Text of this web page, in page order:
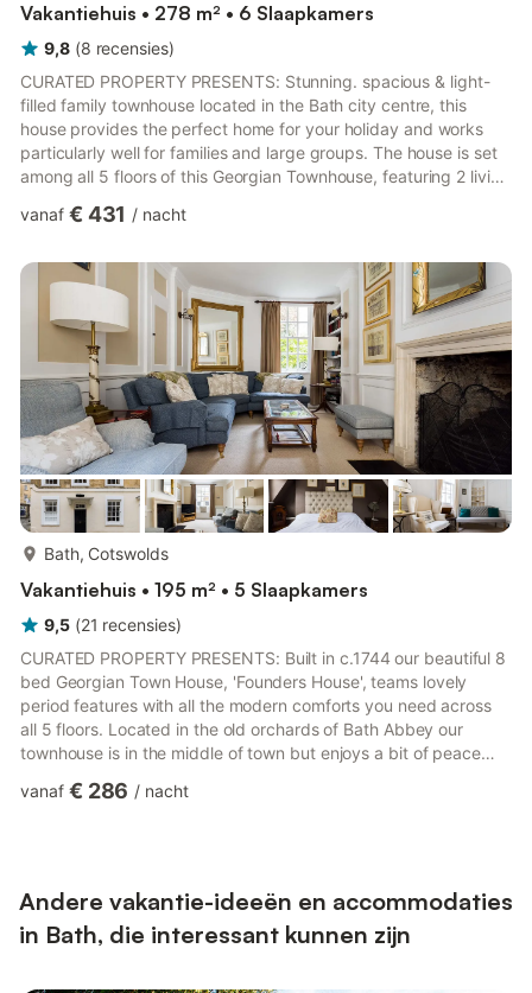
Vakantiehuis • 278 m² • 6 Slaapkamers
9,8 (8 recensies)
CURATED PROPERTY PRESENTS: Stunning. spacious & light-
filled family townhouse located in the Bath city centre, this
house provides the perfect home for your holiday and works
particularly well for families and large groups. The house is set
among all 5 floors of this Georgian Townhouse, featuring 2 living
spaces and a spacious private garden to the rear. Guests will
Additional Amenities/Info: - Bed linens, towels and Wi-Fi
included. - Carbon monoxide and smoke a...
vanaf € 431 / nacht
Bath, Cotswolds
Vakantiehuis • 195 m² • 5 Slaapkamers
9,5 (21 recensies)
CURATED PROPERTY PRESENTS: Built in c.1744 our beautiful 8
bed Georgian Town House, 'Founders House', teams lovely
period features with all the modern comforts you need across
all 5 floors. Located in the old orchards of Bath Abbey our
townhouse is in the middle of town but enjoys a bit of peace
exclusive access to all 5 floors of the house and there are a
vanaf € 286 / nacht
Andere vakantie-ideeën en accommodaties
in Bath, die interessant kunnen zijn